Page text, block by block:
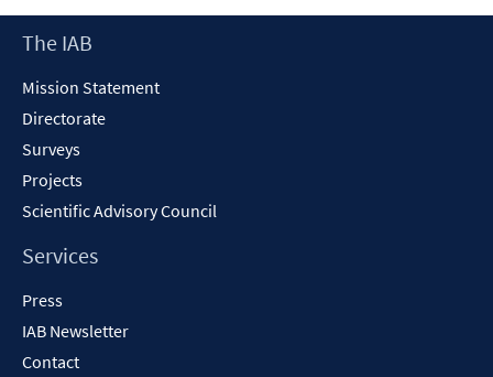
Footer
The IAB
Mission Statement
Directorate
Surveys
Projects
Scientific Advisory Council
Services
Press
IAB Newsletter
Contact